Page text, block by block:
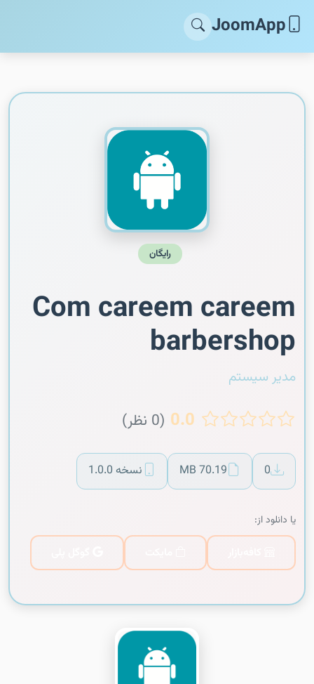
JoomApp
رایگان
Com careem careem
barbershop
مدیر سیستم
0.0 (0 نظر)
0
70.19 MB نسخه 1.0.0
یا دانلود از: